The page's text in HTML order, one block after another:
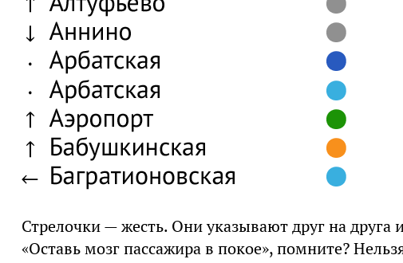
Стрелочки — жесть. Они указывают друг на
«Оставь мозг пассажира в покое», помните?